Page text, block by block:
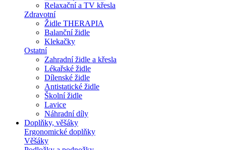
Relaxační a TV křesla
Zdravotní
Židle THERAPIA
Balanční židle
Klekačky
Ostatní
Zahradní židle a křesla
Lékařské židle
Dílenské židle
Antistatické židle
Školní židle
Lavice
Náhradní díly
Doplňky, věšáky
Ergonomické doplňky
Věšáky